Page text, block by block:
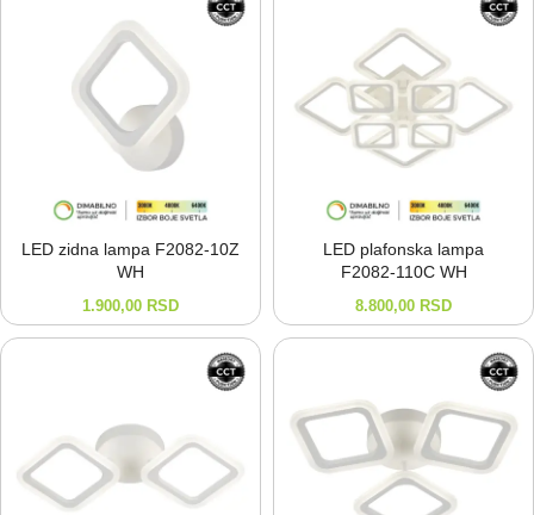
LED zidna lampa F2082-⁠10Z
WH
1.900,00 RSD
LED plafonska lampa
F2082-⁠110C WH
8.800,00 RSD